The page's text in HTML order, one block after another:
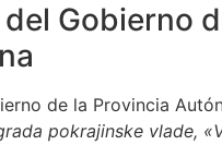
Gobierno
de la Provincia
pokrajinske vlade,